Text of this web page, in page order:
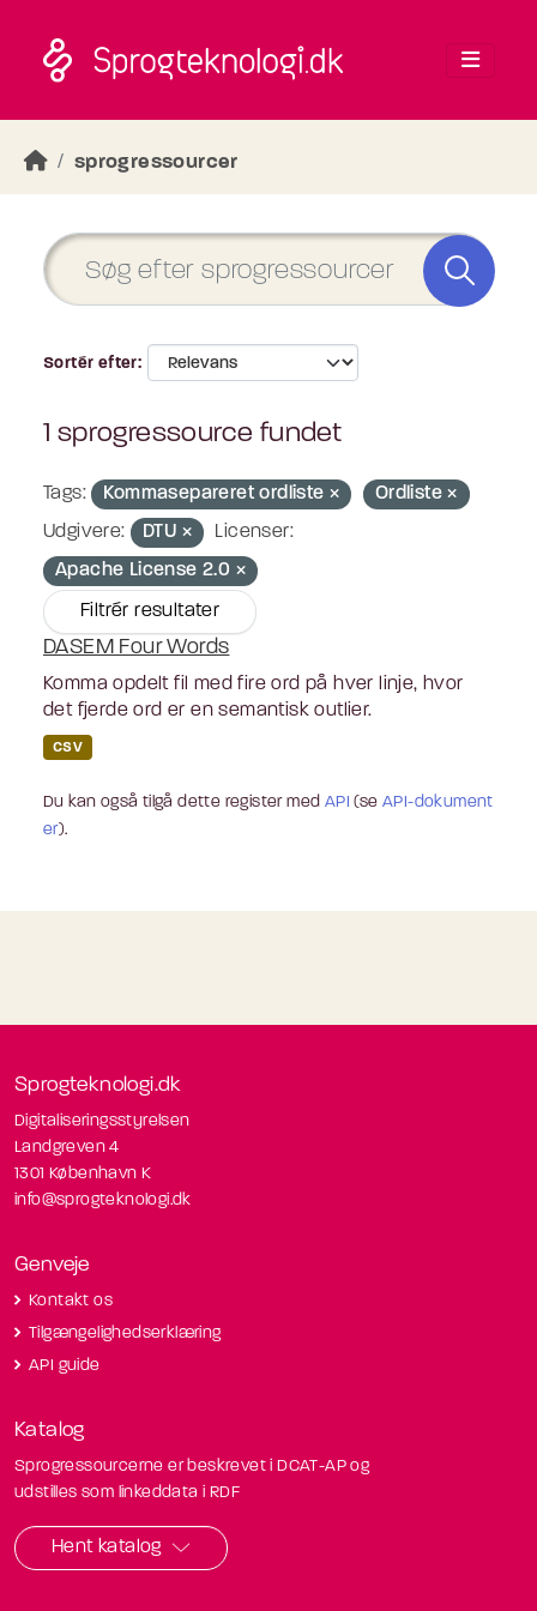
sprogressourcer
Sortér efter
1 sprogressource fundet
Tags: Kommasepareret ordliste
Ordliste
Udgivere:
DTU
Licenser:
Apache License 2.0
Filtrér resultater
DASEM Four Words
Komma opdelt fil med fire ord på hver linje, hvor
det fjerde ord er en semantisk outlier.
CSV
Du kan også tilgå dette register med API (seAPI-dokument
er).
Sprogteknologi.dk
Digitaliseringsstyrelsen
Landgreven 4
1301 København K
info@sprogteknologi.dk
Genveje
Kontakt os
Tilgængelighedserklæring
API guide
Katalog
Sprogressourcerne er beskrevet i DCAT-AP og
udstilles som linkeddata i RDF
Hent katalog